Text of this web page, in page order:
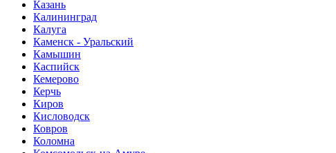
Казань
Калининград
Калуга
Каменск - Уральский
Камышин
Каспийск
Кемерово
Керчь
Киров
Кисловодск
Ковров
Коломна